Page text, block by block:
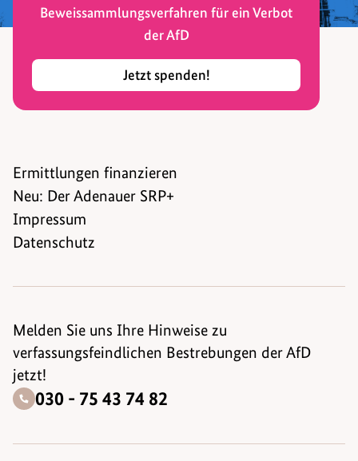
Beweissammlungsverfahren für ein Verbot
der AfD
Jetzt spenden!
Ermittlungen finanzieren
Neu: Der Adenauer SRP+
Impressum
Datenschutz
Melden Sie uns Ihre Hinweise zu
verfassungsfeindlichen Bestrebungen der AfD
jetzt!
030 - 75 43 74 82